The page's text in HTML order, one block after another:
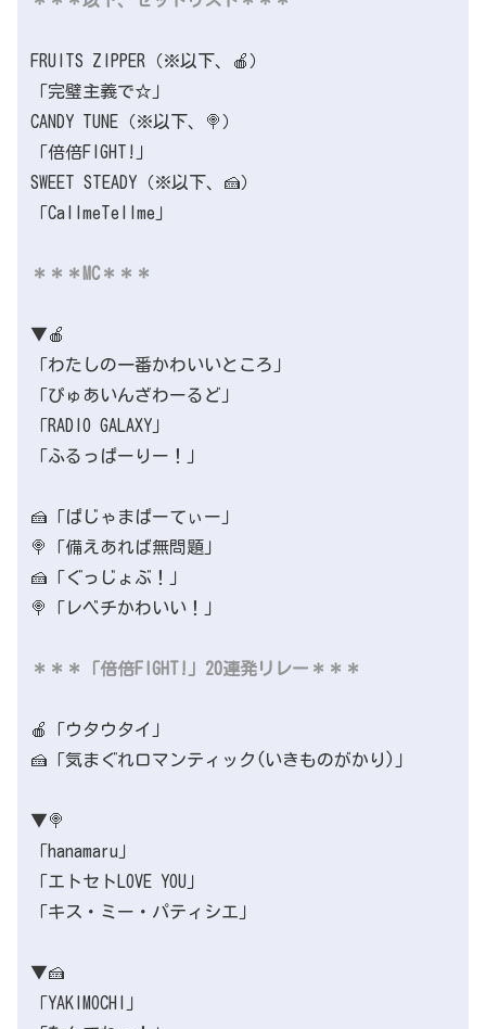
FRUITS ZIPPER（※以下、🍎）
「完璧主義で☆」
CANDY TUNE（※以下、🍭）
「倍倍FIGHT!」
SWEET STEADY（※以下、🍰）
「CallmeTellme」
＊＊＊MC＊＊＊
▼🍎
「わたしの一番かわいいところ」
「ぴゅあいんざわーるど」
「RADIO GALAXY」
「ふるっぱーりー！」
🍰「ぱじゃまぱーてぃー」
🍭「備えあれば無問題」
🍰「ぐっじょぶ！」
🍭「レベチかわいい！」
＊＊＊「倍倍FIGHT!」20連発リレー＊＊＊
🍎「ウタウタイ」
🍰「気まぐれロマンティック(いきものがかり)」
▼🍭
「hanamaru」
「エトセトLOVE YOU」
「キス・ミー・パティシエ」
▼🍰
「YAKIMOCHI」